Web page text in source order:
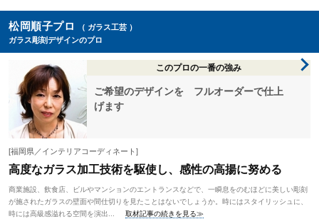
松岡順子プロ
（ ガラス工芸 ）
ガラス彫刻デザインのプロ
このプロの一番の強み
ご希望のデザインを フルオーダーで仕上
げます
[福岡県／インテリアコーディネート]
高度なガラス加工技術を駆使し、感性の高揚に努める
商業施設、飲食店、ビルやマンションのエントランスなどで、一瞬息をのむほどに美しい彫刻
が施されたガラスの壁面や間仕切りを見たことはないでしょうか。時にはスタイリッシュに、
時には高級感溢れる空間を演出...
取材記事の続きを見る≫